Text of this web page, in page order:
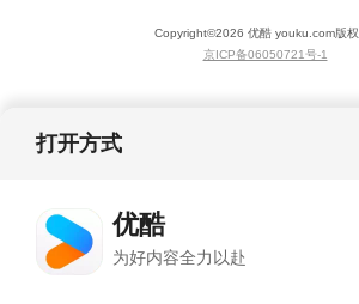
Copyright©2026 优酷 youku.com版
京ICP备06050721号-1
打开方式
优酷
为好内容全力以赴